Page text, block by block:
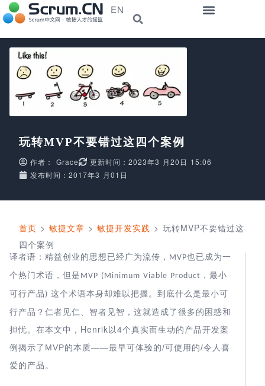
EN
玩转MVP不要错过这四个案例
作者： Grace
更新时间：2023年3 月20日 15:06
发布时间：2017年3 月01日
首页 > 敏捷文章 > 敏捷开发实践 > 玩转MVP不要错过这
四个案例
译者语：精益创业的思想已经广为流传， MVP也已成为一
个热门术语，但是 MVP (Minimum Viable Product ，最小
可行产品) 这个术语本身却难以把握。到底什么是最小可
行产品？仁者见仁、智者见智，这就造成了很多的困惑和
担忧。在本文中， Henrik以4个真实而生动的产品开发案
例揭示了 MVP的本质——最早可体验的/可使用的/令人喜
爱的 产品。